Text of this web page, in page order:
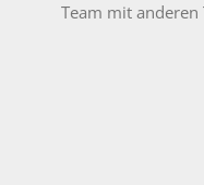
Team mit anderen